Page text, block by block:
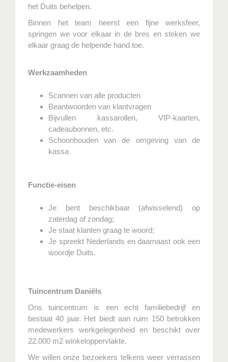
het Duits behelpen.
Binnen het team heerst een fijne werksfeer,
springen we voor elkaar in de bres en steken we
elkaar graag de helpende hand toe.
Werkzaamheden
Scannen van alle producten
Beantwoorden van klantvragen
Bijvullen kassarollen, VIP-kaarten,
cadeaubonnen, etc.
Schoonhouden van de omgeving van de
kassa
Functie-eisen
Je bent beschikbaar (afwisselend) op
zaterdag of zondag;
Je staat klanten graag te woord;
Je spreekt Nederlands en daarnaast ook een
woordje Duits.
Tuincentrum Daniëls
Ons tuincentrum is een echt familiebedrijf en
bestaat 40 jaar. Het biedt aan ruim 150 betrokken
medewerkers werkgelegenheid en beschikt over
22.000 m2 winkeloppervlakte.
We willen onze bezoekers telkens weer verrassen